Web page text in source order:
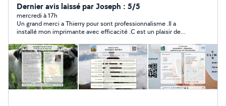
réseau domestique .Bref vous aider dans toutes les
matières technologiques : informatique , télé
connectée, wifi cpl réseau domestique imprimantes,
smartphone, sites web , fiche Google business (depuis
94 soit 32 ans), prodigue également un cours de
vulgarisation de l'informatique en 10h adaptable à tout
niveau
Dernier avis laissé par Joseph : 5/5
mercredi à 17h
Un grand merci a Thierry pour sont professionnalisme .Il a
installé mon imprimante avec efficacité .C est un plaisir de
le recommande sans hésitation